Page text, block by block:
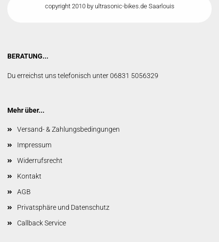
copyright 2010 by ultrasonic-bikes.de Saarlouis
BERATUNG...
Du erreichst uns telefonisch unter 06831 5056329
Mehr über...
Versand- & Zahlungsbedingungen
Impressum
Widerrufsrecht
Kontakt
AGB
Privatsphäre und Datenschutz
Callback Service